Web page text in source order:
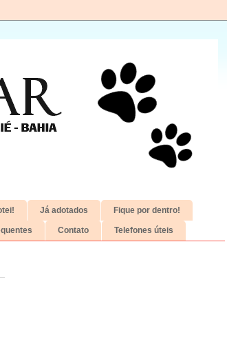
Já adotados Fique por dentro!
Contato Telefones úteis